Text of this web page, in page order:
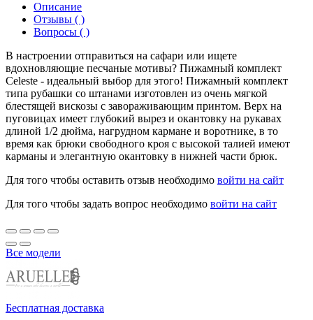
Описание
Отзывы ( )
Вопросы ( )
В настроении отправиться на сафари или ищете
вдохновляющие песчаные мотивы? Пижамный комплект
Celeste - идеальный выбор для этого! Пижамный комплект
типа рубашки со штанами изготовлен из очень мягкой
блестящей вискозы с завораживающим принтом. Верх на
пуговицах имеет глубокий вырез и окантовку на рукавах
длиной 1/2 дюйма, нагрудном кармане и воротнике, в то
время как брюки свободного кроя с высокой талией имеют
карманы и элегантную окантовку в нижней части брюк.
Для того чтобы оставить отзыв необходимо войти на сайт
Для того чтобы задать вопрос необходимо войти на сайт
Все модели
Бесплатная доставка